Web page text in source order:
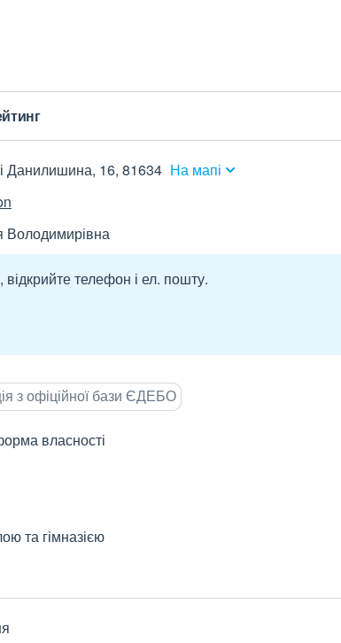
Данилишина, 16, 81634 На мапі
Володимирівна
телефон і ел. пошту.
з офіційної бази ЄДЕБО
власності
та гімназією